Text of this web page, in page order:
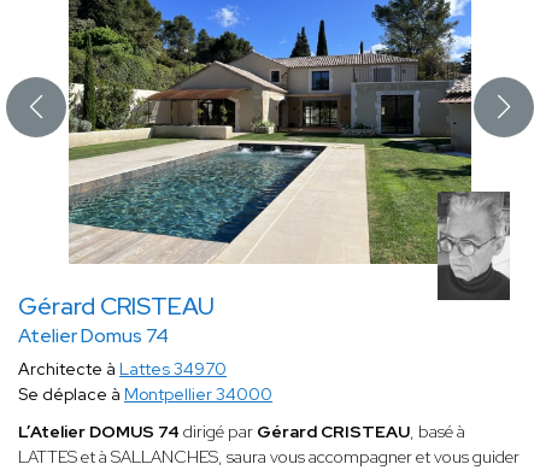
Gérard CRISTEAU
Atelier Domus 74
Architecte à Lattes 34970
Se déplace à Montpellier 34000
L’Atelier DOMUS 74 dirigé par Gérard CRISTEAU, basé à
LATTES et à SALLANCHES, saura vous accompagner et vous guider